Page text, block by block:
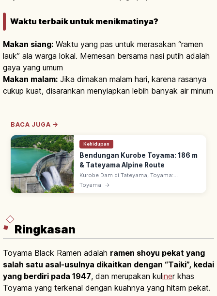
Waktu terbaik untuk menikmatinya?
Makan siang: Waktu yang pas untuk merasakan “ramen
lauk” ala warga lokal. Memesan bersama nasi putih adalah
gaya yang umum
Makan malam: Jika dimakan malam hari, karena rasanya
cukup kuat, disarankan menyiapkan lebih banyak air minum
BACA JUGA →
Kehidupan
Bendungan Kurobe Toyama: 186 m
& Tateyama Alpine Route
Kurobe Dam di Tateyama, Toyama:
bendungan tertinggi Jepang 186 m, puncak
492 m, ketinggian 1.454 m. Pelepasan air
Toyama →
Ringkasan
Toyama Black Ramen adalah ramen shoyu pekat yang
salah satu asal-usulnya dikaitkan dengan “Taiki”, kedai
yang berdiri pada 1947, dan merupakan kuliner khas
Toyama yang terkenal dengan kuahnya yang hitam pekat.